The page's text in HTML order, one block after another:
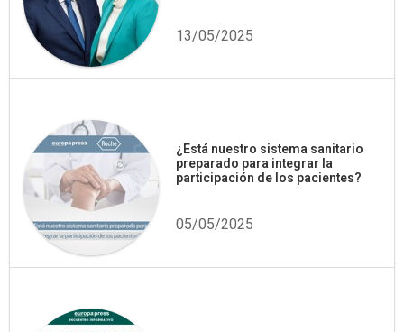
13/05/2025
¿Está nuestro sistema sanitario
preparado para integrar la
participación de los pacientes?
05/05/2025